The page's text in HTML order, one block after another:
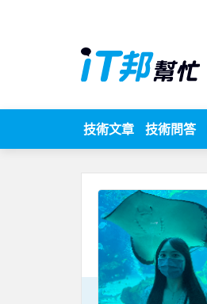
技術文章 技術問答